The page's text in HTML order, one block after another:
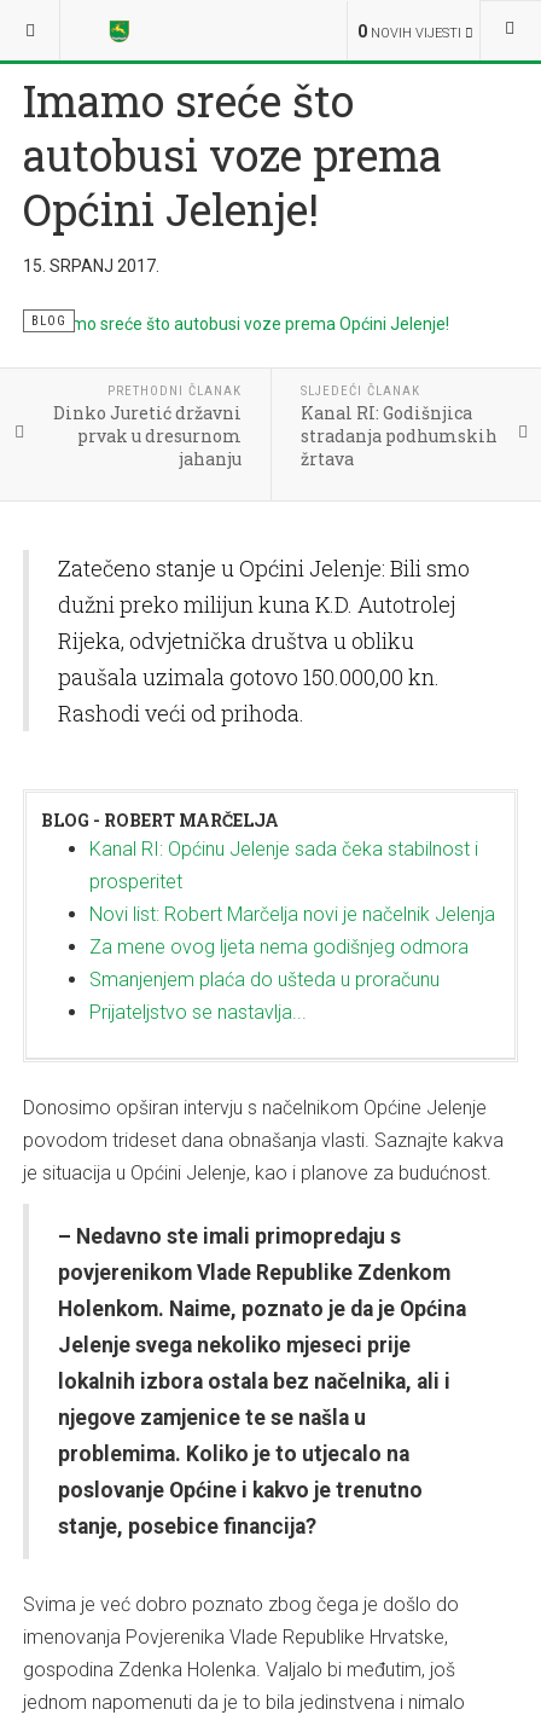
0 NOVIH VIJESTI
NALAZITE SE OVDJE:
Imamo sreće što
autobusi voze prema
Općini Jelenje!
15. SRPANJ 2017.
BLOG
PRETHODNI ČLANAK
Dinko Juretić državni
prvak u dresurnom
jahanju
SLJEDEĆI ČLANAK
Kanal RI: Godišnjica
stradanja podhumskih
žrtava
Zatečeno stanje u Općini Jelenje: Bili smo
dužni preko milijun kuna K.D. Autotrolej
Rijeka, odvjetnička društva u obliku
paušala uzimala gotovo 150.000,00 kn.
Rashodi veći od prihoda.
BLOG - ROBERT MARČELJA
Kanal RI: Općinu Jelenje sada čeka stabilnost i
prosperitet
Novi list: Robert Marčelja novi je načelnik Jelenja
Za mene ovog ljeta nema godišnjeg odmora
Smanjenjem plaća do ušteda u proračunu
Prijateljstvo se nastavlja...
Donosimo opširan intervju s načelnikom Općine Jelenje
povodom trideset dana obnašanja vlasti. Saznajte kakva
je situacija u Općini Jelenje, kao i planove za budućnost.
– Nedavno ste imali primopredaju s
povjerenikom Vlade Republike Zdenkom
Holenkom. Naime, poznato je da je Općina
Jelenje svega nekoliko mjeseci prije
lokalnih izbora ostala bez načelnika, ali i
njegove zamjenice te se našla u
problemima. Koliko je to utjecalo na
poslovanje Općine i kakvo je trenutno
stanje, posebice financija?
Svima je već dobro poznato zbog čega je došlo do
imenovanja Povjerenika Vlade Republike Hrvatske,
gospodina Zdenka Holenka. Valjalo bi međutim, još
jednom napomenuti da je to bila jedinstvena i nimalo